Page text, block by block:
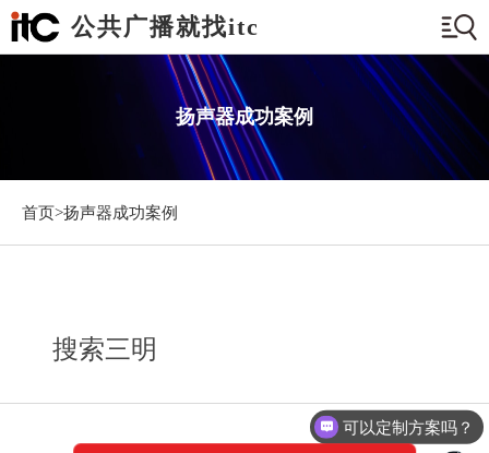
公共广播就找itc
扬声器成功案例
首页>扬声器成功案例
搜索三明
可以定制方案吗？